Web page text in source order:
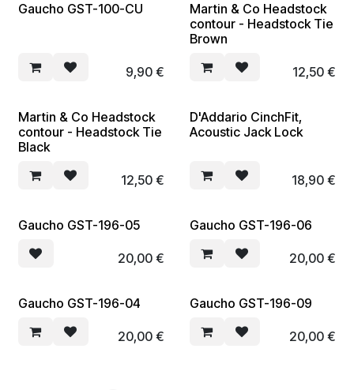
Gaucho GST-100-CU
9,90€
Martin & Co Headstock
contour - Headstock Tie
Brown
12,50€
Martin & Co Headstock
contour - Headstock Tie
Black
12,50€
D'Addario CinchFit,
Acoustic Jack Lock
18,90€
Gaucho GST-196-05
20,00€
Gaucho GST-196-06
20,00€
Gaucho GST-196-04
20,00€
Gaucho GST-196-09
20,00€